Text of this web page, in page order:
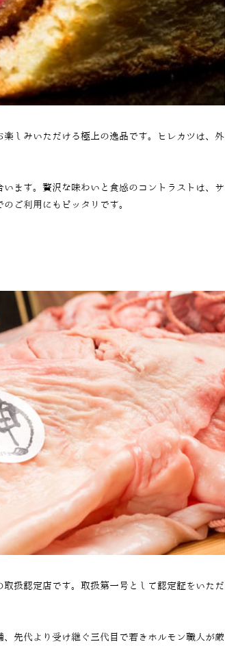
しみいただける極上の逸品です。ヒレカツは、外
ます。贅沢な味わいと食感のコントラストは、サ
ご利用にもピッタリです。
扱認定店です。取扱第一号として認定証をいただ
先代より受け継ぐ三代目で若きホルモン職人が厳